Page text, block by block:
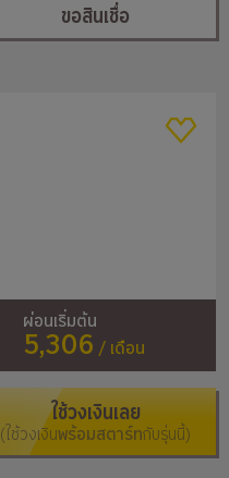
ขอสินเชื่อ
ผ่อนเริ่มต้น
5,306 / เดือน
ใช้วงเงินเลย
(ใช้วงเงินพร้อมสตาร์ทกับรุ่นนี้)